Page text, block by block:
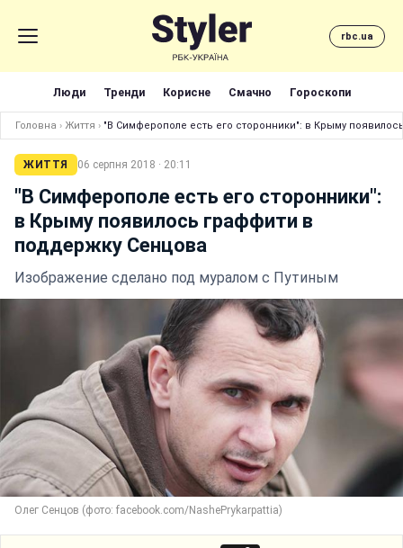
rbc.ua
Люди Тренди Корисне Смачно Гороскопи
Головна › Життя › "В Симферополе есть его сторонники": в Крыму
ЖИТТЯ 06 серпня 2018 · 20:11
"В Симферополе есть его сторонники":
в Крыму появилось граффити в
поддержку Сенцова
Изображение сделано под муралом с Путиным
Олег Сенцов (фото: facebook.com/NashePrykarpattia)